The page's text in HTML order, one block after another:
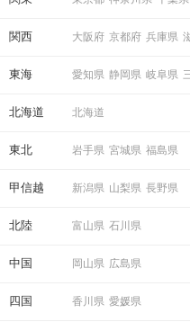
関西 大阪府 京都府 兵庫県
東海 愛知県 静岡県 岐阜県
北海道 北海道
東北 岩手県 宮城県 福島県
甲信越 新潟県 山梨県 長野県
北陸 富山県 石川県
中国 岡山県 広島県
四国 香川県 愛媛県